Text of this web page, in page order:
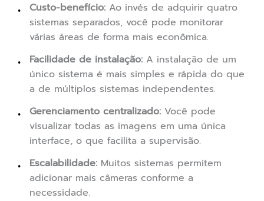
Custo-benefício: Ao invés de adquirir quatro
sistemas separados, você pode monitorar
várias áreas de forma mais econômica.
Facilidade de instalação: A instalação de um
único sistema é mais simples e rápida do que
a de múltiplos sistemas independentes.
Gerenciamento centralizado: Você pode
visualizar todas as imagens em uma única
interface, o que facilita a supervisão.
Escalabilidade: Muitos sistemas permitem
adicionar mais câmeras conforme a
necessidade.